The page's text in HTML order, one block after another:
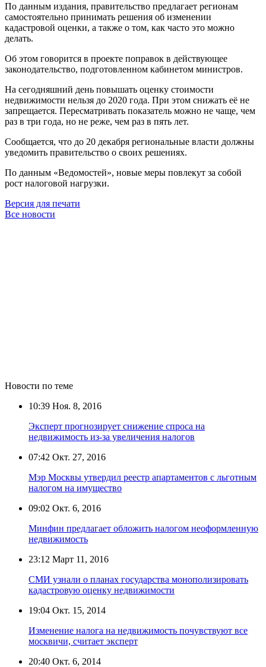
По данным издания, правительство предлагает регионам
самостоятельно принимать решения об изменении
кадастровой оценки, а также о том, как часто это можно
делать.
Об этом говорится в проекте поправок в действующее
законодательство, подготовленном кабинетом министров.
На сегодняшний день повышать оценку стоимости
недвижимости нельзя до 2020 года. При этом снижать её не
запрещается. Пересматривать показатель можно не чаще, чем
раз в три года, но не реже, чем раз в пять лет.
Сообщается, что до 20 декабря региональные власти должны
уведомить правительство о своих решениях.
По данным «Ведомостей», новые меры повлекут за собой
рост налоговой нагрузки.
Версия для печати
Все новости
Новости по теме
10:39 Ноя. 8, 2016
Эксперт прогнозирует снижение спроса на
недвижимость из-за увеличения налогов
07:42 Окт. 27, 2016
Мэр Москвы утвердил реестр апартаментов с льготным
налогом на имущество
09:02 Окт. 6, 2016
Минфин предлагает обложить налогом неоформленную
недвижимость
23:12 Март 11, 2016
СМИ узнали о планах государства монополизировать
кадастровую оценку недвижимости
19:04 Окт. 15, 2014
Изменение налога на недвижимость почувствуют все
москвичи, считает эксперт
20:40 Окт. 6, 2014